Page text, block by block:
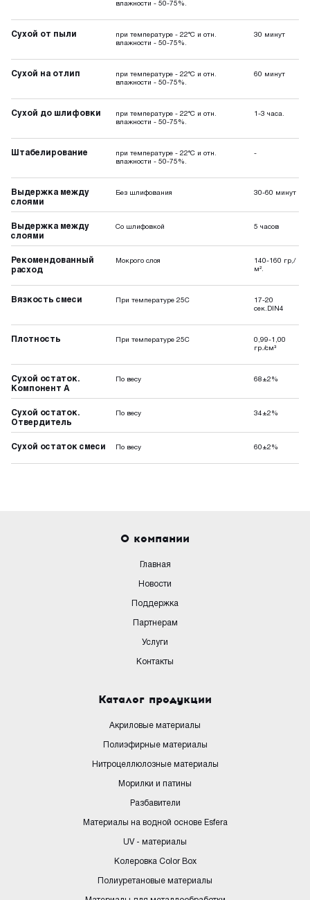
влажности - 50-75%.
Сухой от пыли
при температуре - 22°C и отн.
влажности - 50-75%.
30 минут
Сухой на отлип
при температуре - 22°C и отн.
влажности - 50-75%.
60 минут
Сухой до шлифовки
при температуре - 22°C и отн.
влажности - 50-75%.
1-3 часа.
Штабелирование
при температуре - 22°C и отн.
влажности - 50-75%.
-
Выдержка между
слоями
Без шлифования 30-60 минут
Выдержка между
слоями
Со шлифовкой 5 часов
Рекомендованный
расход
Мокрого слоя
140-160 гр,/
м².
Вязкость смеси При температуре 25С
17-20
сек.DIN4
Плотность При температуре 25С
0,99-1,00
гр./см³
Сухой остаток.
Компонент А
По весу 68±2%
Сухой остаток.
Отвердитель
По весу 34±2%
Сухой остаток смеси По весу 60±2%
О компании
Главная
Новости
Поддержка
Партнерам
Услуги
Контакты
Каталог продукции
Акриловые материалы
Полиэфирные материалы
Нитроцеллюлозные материалы
Морилки и патины
Разбавители
Материалы на водной основе Esfera
UV - материалы
Колеровка Color Box
Полиуретановые материалы